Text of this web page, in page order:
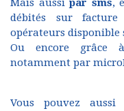
Mais aussipar sms,
débités sur
opérateurs disponible
Ou encore
grâce
notamment par
Vous pouvez